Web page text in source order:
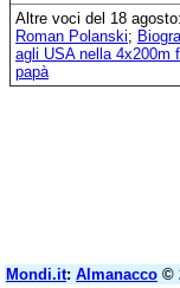
Altre voci del 18 agosto:
Roman Polanski;
agli USA nella 4x200m
papà
Mondi.it: Almanacco ©